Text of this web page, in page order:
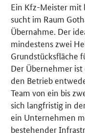
Details
Ein Kfz-Meister mit
sucht im Raum
Übernahme. Der
mindestens zwei
Grundstücksfläche
Der Übernehmer
den Betrieb
Team von ein bis
sich langfristig in
ein Unternehmen
bestehender